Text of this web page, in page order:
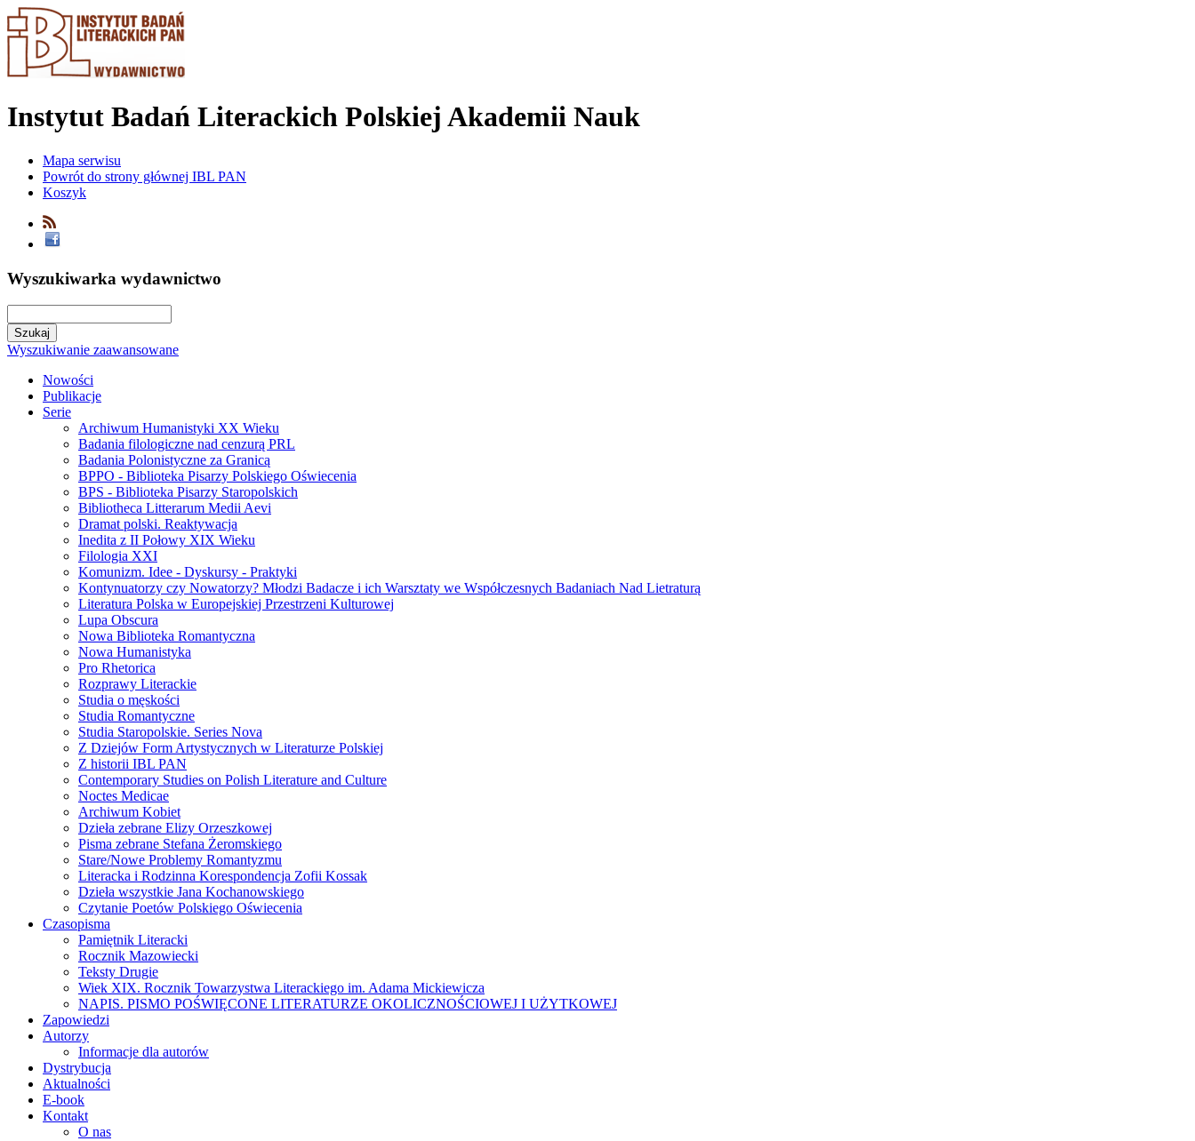
Instytut Badań Literackich Polskiej Akademii Nauk
Mapa serwisu
Powrót do strony głównej IBL PAN
Koszyk
Wyszukiwarka wydawnictwo
Wyszukiwanie zaawansowane
Nowości
Publikacje
Serie
Archiwum Humanistyki XX Wieku
Badania filologiczne nad cenzurą PRL
Badania Polonistyczne za Granicą
BPPO - Biblioteka Pisarzy Polskiego Oświecenia
BPS - Biblioteka Pisarzy Staropolskich
Bibliotheca Litterarum Medii Aevi
Dramat polski. Reaktywacja
Inedita z II Połowy XIX Wieku
Filologia XXI
Komunizm. Idee - Dyskursy - Praktyki
Kontynuatorzy czy Nowatorzy? Młodzi Badacze i ich Warsztaty we Współczesnych Badaniach Nad Lietraturą
Literatura Polska w Europejskiej Przestrzeni Kulturowej
Lupa Obscura
Nowa Biblioteka Romantyczna
Nowa Humanistyka
Pro Rhetorica
Rozprawy Literackie
Studia o męskości
Studia Romantyczne
Studia Staropolskie. Series Nova
Z Dziejów Form Artystycznych w Literaturze Polskiej
Z historii IBL PAN
Contemporary Studies on Polish Literature and Culture
Noctes Medicae
Archiwum Kobiet
Dzieła zebrane Elizy Orzeszkowej
Pisma zebrane Stefana Żeromskiego
Stare/Nowe Problemy Romantyzmu
Literacka i Rodzinna Korespondencja Zofii Kossak
Dzieła wszystkie Jana Kochanowskiego
Czytanie Poetów Polskiego Oświecenia
Czasopisma
Pamiętnik Literacki
Rocznik Mazowiecki
Teksty Drugie
Wiek XIX. Rocznik Towarzystwa Literackiego im. Adama Mickiewicza
NAPIS. PISMO POŚWIĘCONE LITERATURZE OKOLICZNOŚCIOWEJ I UŻYTKOWEJ
Zapowiedzi
Autorzy
Informacje dla autorów
Dystrybucja
Aktualności
E-book
Kontakt
O nas